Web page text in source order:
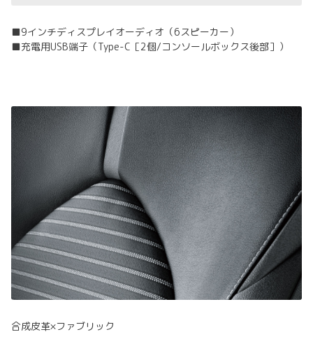
■9インチディスプレイオーディオ（6スピーカー）
■充電用USB端子（Type-C［2個/コンソールボックス後部］）
合成皮革×ファブリック